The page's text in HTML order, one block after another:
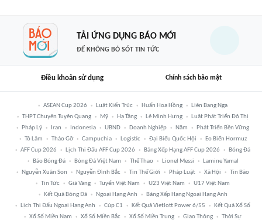
TẢI ỨNG DỤNG BÁO MỚI
ĐỂ KHÔNG BỎ SÓT TIN TỨC
Điều khoản sử dụng Chính sách bảo mật
ASEAN Cup 2026 Luật Kiến Trúc Huấn Hoa Hồng
Liên Bang Nga
THPT Chuyên Tuyên Quang
Mỹ Hạ Tầng Lê Minh Hưng
Luật Phát Triển Đô Thị
Pháp Lý
Iran Indonesia UBND Doanh Nghiệp Năm
Phát Triển Bền Vững
Tô Lâm
Tháo Gỡ Campuchia Logistic Đại Biểu Quốc Hội
Eo Biển Hormuz
AFF Cup 2026
Lịch Thi Đấu AFF Cup 2026 Bảng Xếp Hạng AFF Cup 2026
Bóng Đá
Báo Bóng Đá
Bóng Đá Việt Nam Thể Thao Lionel Messi
Lamine Yamal
Nguyễn Xuân Son
Nguyễn Đình Bắc Tin Thế Giới Pháp Luật Xã Hội
Tin Bão
Tin Tức
Giá Vàng Tuyển Việt Nam U23 Việt Nam
U17 Việt Nam
Kết Quả Bóng Đá
Ngoại Hạng Anh
Bảng Xếp Hạng Ngoại Hạng Anh
Lịch Thi Đấu Ngoại Hạng Anh
Cúp C1 Kết Quả Vietlott Power 6/55
Kết Quả Xổ Số
Xổ Số Miền Nam
Xổ Số Miền Bắc Xổ Số Miền Trung Giao Thông Thời Sự